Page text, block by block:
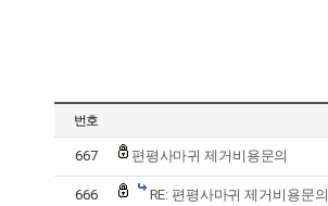
번호
667 편평사마귀 제거비용문의
666 RE: 편평사마귀 제거비용문의